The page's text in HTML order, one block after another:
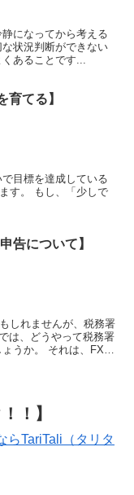
になってから考える
状況判断ができない
あることです...
育てる】
目標を達成している
す。 もし、「少しで
告について】
しれませんが、税務署
は、どうやって税務署
うか。 それは、FX会
！】